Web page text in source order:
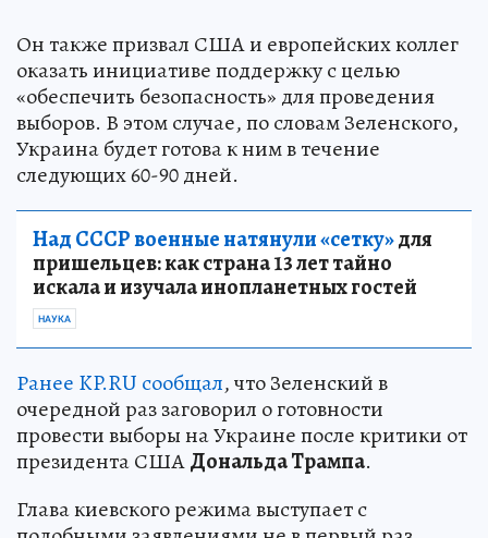
Он также призвал США и европейских коллег
оказать инициативе поддержку с целью
«обеспечить безопасность» для проведения
выборов. В этом случае, по словам Зеленского,
Украина будет готова к ним в течение
следующих 60-90 дней.
Над СССР военные натянули «сетку»для
пришельцев: как страна 13 лет тайно
искала и изучала инопланетных гостей
НАУКА
Ранее KP.RU сообщал, что Зеленский в
очередной раз заговорил о готовности
провести выборы на Украине после критики от
президента СШАДональда Трампа.
Глава киевского режима выступает с